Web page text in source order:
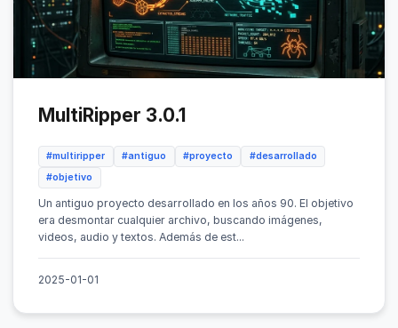
MultiRipper 3.0.1
#multiripper #antiguo #proyecto
#desarrollado
#objetivo
Un antiguo proyecto desarrollado en los años 90. El objetivo
era desmontar cualquier archivo, buscando imágenes,
videos, audio y textos. Además de est...
2025-01-01